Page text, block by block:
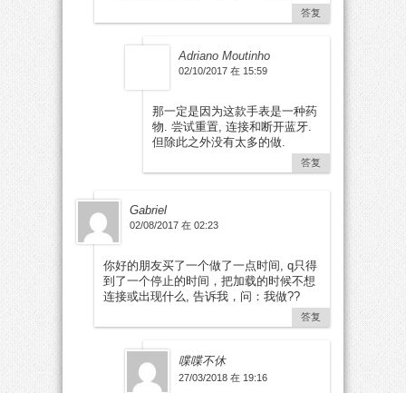
答复
Adriano Moutinho
02/10/2017 在 15:59
那一定是因为这款手表是一种药
物. 尝试重置, 连接和断开蓝牙.
但除此之外没有太多的做.
答复
Gabriel
02/08/2017 在 02:23
你好的朋友买了一个做了一点时间, q只得
到了一个停止的时间，把加载的时候不想
连接或出现什么, 告诉我，问：我做??
答复
喋喋不休
27/03/2018 在 19:16